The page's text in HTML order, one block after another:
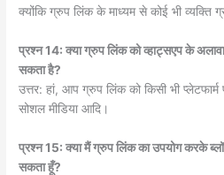
क्योंकि ग्रुप लिंक के माध्यम से कोई भी व्यक्ति
प्रश्न 14: क्या ग्रुप लिंक को व्हाट्सएप के अलावा
सकता है?
उत्तर: हां, आप ग्रुप लिंक को किसी भी
सोशल मीडिया आदि।
प्रश्न 15: क्या मैं ग्रुप लिंक का उपयोग करके
सकता हूँ?